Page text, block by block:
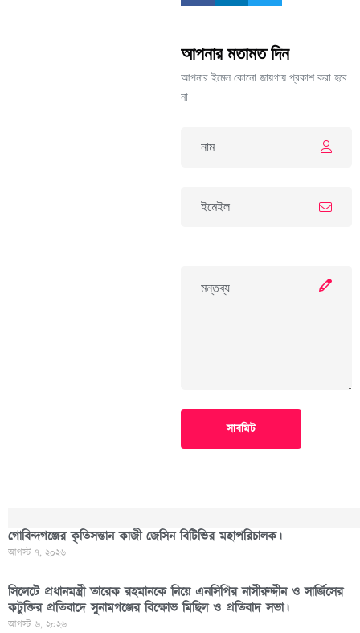
আপনার মতামত দিন
আপনার ইমেল কোনো জায়গায় প্রকাশ করা হবে
না
সাবমিট
গোবিন্দগঞ্জের কৃতিসন্তান কাজী জেসিন বিটিভির মহাপরিচালক।
আগস্ট ৭, ২০২৬
সিলেটে প্রধানমন্ত্রী তারেক রহমানকে নিয়ে এনসিপির নাসীরুদ্দীন ও সার্জিসের
কটুক্তির প্রতিবাদে সুনামগঞ্জের বিক্ষোভ মিছিল ও প্রতিবাদ সভা।
আগস্ট ৬, ২০২৬